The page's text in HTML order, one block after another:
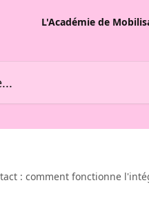
L'Académie de
: comment fonctionne